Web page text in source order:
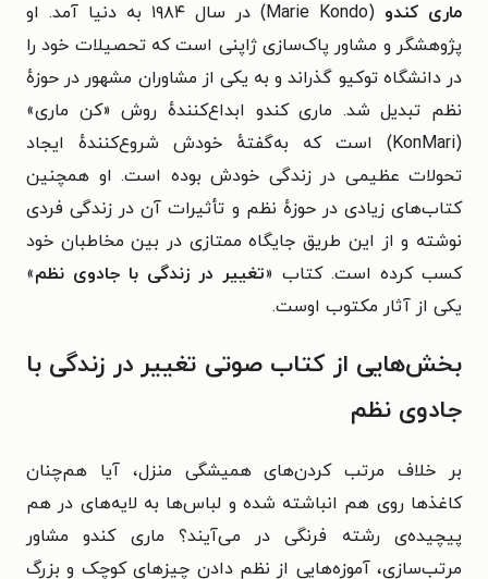
ماری کندو
(Marie Kondo) در سال ۱۹۸۴ به دنیا آمد. او
پژوهشگر و مشاور پاک‌سازی ژاپنی است که تحصیلات خود را
در دانشگاه توکیو گذراند و به یکی از مشاوران مشهور در حوزهٔ
نظم تبدیل شد. ماری کندو ابداع‌کنندهٔ روش «کن ماری»
(KonMari) است که به‌گفتهٔ خودش شروع‌کنندهٔ ایجاد
تحولات عظیمی در زندگی خودش بوده است. او همچنین
کتاب‌های زیادی در حوزهٔ نظم و تأثیرات آن در زندگی فردی
نوشته و از این طریق جایگاه ممتازی در بین مخاطبان خود
کسب کرده است. کتاب «تغییر در زندگی با جادوی نظم»
یکی از آثار مکتوب اوست.
بخش‌هایی از کتاب صوتی تغییر در زندگی با
جادوی نظم
بر خلاف مرتب کردن‌های همیشگی منزل، آیا هم‌چنان
کاغذها روی هم انباشته شده و لباس‌ها به لایه‌های در هم
پیچیده‌ی رشته فرنگی در می‌آیند؟ ماری کندو مشاور
مرتب‌سازی، آموزه‌هایی از نظم دادن چیزهای کوچک و بزرگ